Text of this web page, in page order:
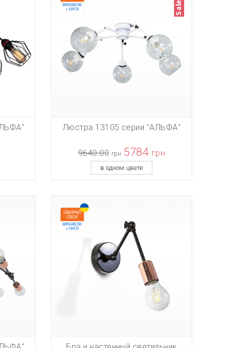
ТОВАР ДОБАВЛЕН В КОРЗИНУ
В КОРЗИНУ
Люстра 13105 серии "АЛЬФА"
9640.00 грн 5784 грн
в одном цвете